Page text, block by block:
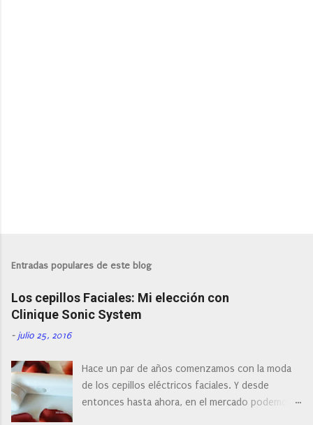
l
a
r
n
o
m
e
n
t
a
Entradas populares de este blog
Los cepillos Faciales: Mi elección con
Clinique Sonic System
- julio 25, 2016
Hace un par de años comenzamos con la moda
de los cepillos eléctricos faciales. Y desde
entonces hasta ahora, en el mercado podemos